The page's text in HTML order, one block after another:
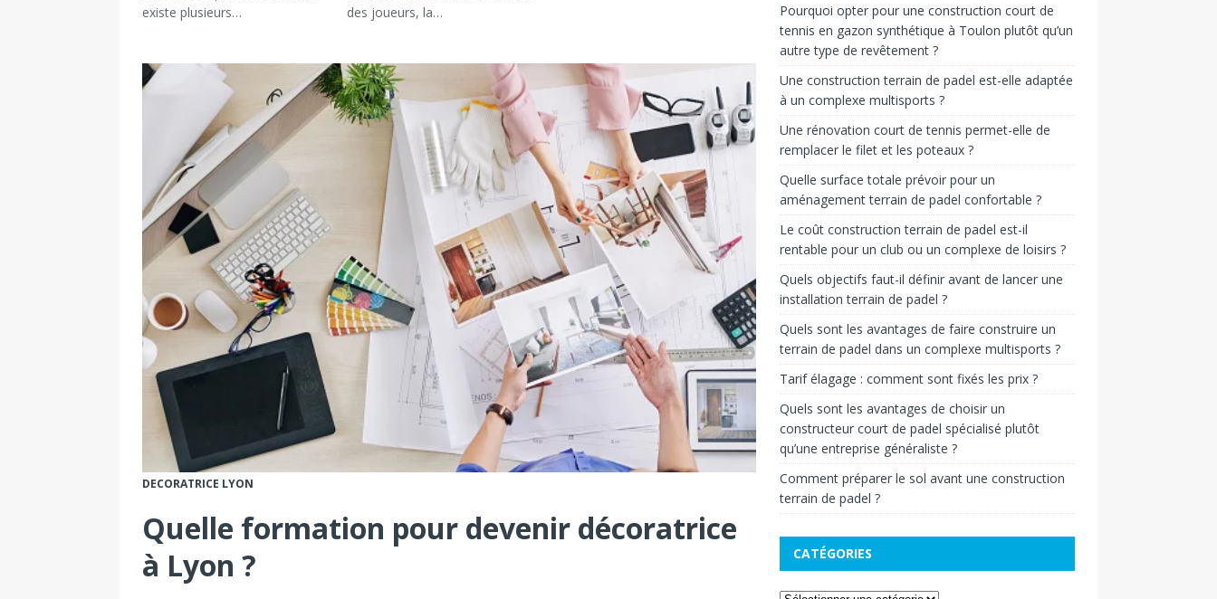
existe plusieurs…
des joueurs, la…
DECORATRICE LYON
Quelle formation pour devenir décoratrice
à Lyon ?
Pourquoi opter pour une construction court de
tennis en gazon synthétique à Toulon plutôt qu’un
autre type de revêtement ?
Une construction terrain de padel est-elle adaptée
à un complexe multisports ?
Une rénovation court de tennis permet-elle de
remplacer le filet et les poteaux ?
Quelle surface totale prévoir pour un
aménagement terrain de padel confortable ?
Le coût construction terrain de padel est-il
rentable pour un club ou un complexe de loisirs ?
Quels objectifs faut-il définir avant de lancer une
installation terrain de padel ?
Quels sont les avantages de faire construire un
terrain de padel dans un complexe multisports ?
Tarif élagage : comment sont fixés les prix ?
Quels sont les avantages de choisir un
constructeur court de padel spécialisé plutôt
qu’une entreprise généraliste ?
Comment préparer le sol avant une construction
terrain de padel ?
CATÉGORIES